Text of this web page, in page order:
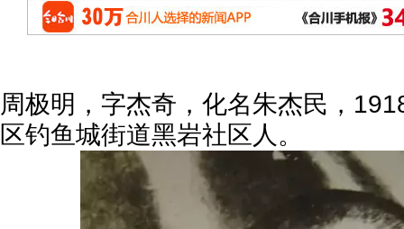
周极明，字杰奇，化名朱杰民，
区钓鱼城街道黑岩社区人。